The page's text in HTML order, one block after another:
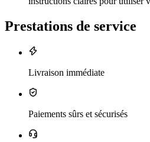
Prestations de service
Livraison immédiate
Paiements sûrs et sécurisés